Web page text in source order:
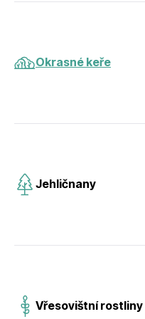
Okrasné keře
Jehličnany
Vřesovištní rostliny